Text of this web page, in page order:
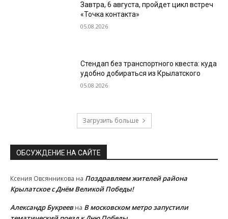
Завтра, 6 августа, пройдет цикл встреч
«Точка контакта»
05.08.2026
Стендап без транспортного квеста: куда
удобно добираться из Крылатского
05.08.2026
Загрузить больше
ОБСУЖДЕНИЕ НА САЙТЕ
Ксения Овсянникова на Поздравляем жителей района
Крылатское с Днём Великой Победы!
Александр Букреевна В московском метро запустили